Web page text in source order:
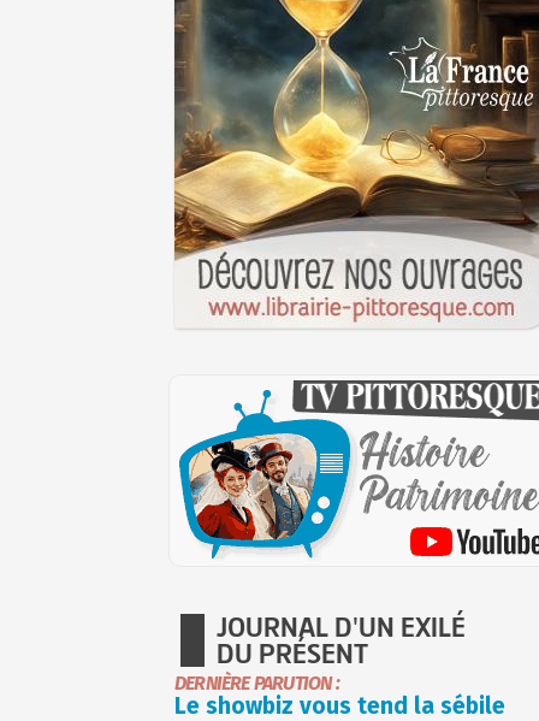
JOURNAL D'UN EXILÉ
DU PRÉSENT
DERNIÈRE PARUTION :
Le showbiz vous tend la sébile